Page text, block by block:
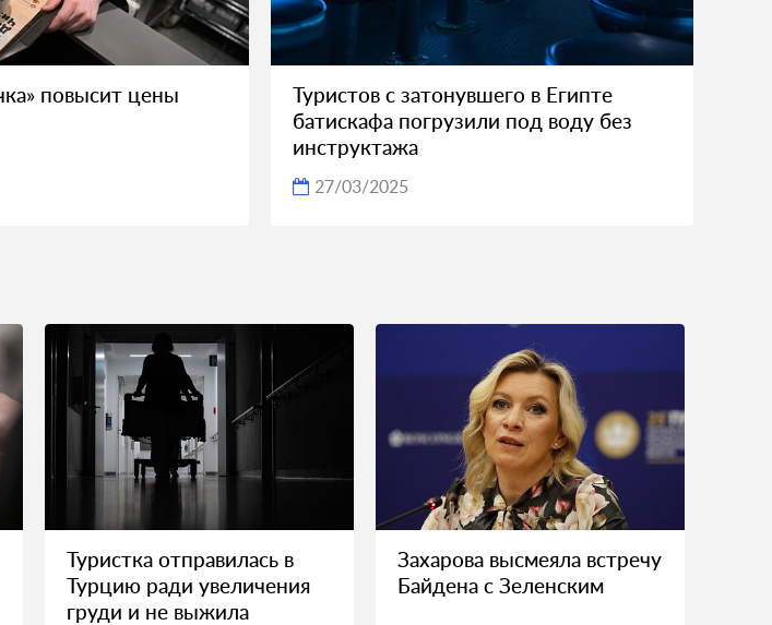
повысит цены
Туристов с затонувшего в Египте
батискафа погрузили под воду без
инструктажа
27/03/2025
Туристка отправилась в
Турцию ради увеличения
груди и не выжила
Захарова высмеяла встречу
Байдена с Зеленским